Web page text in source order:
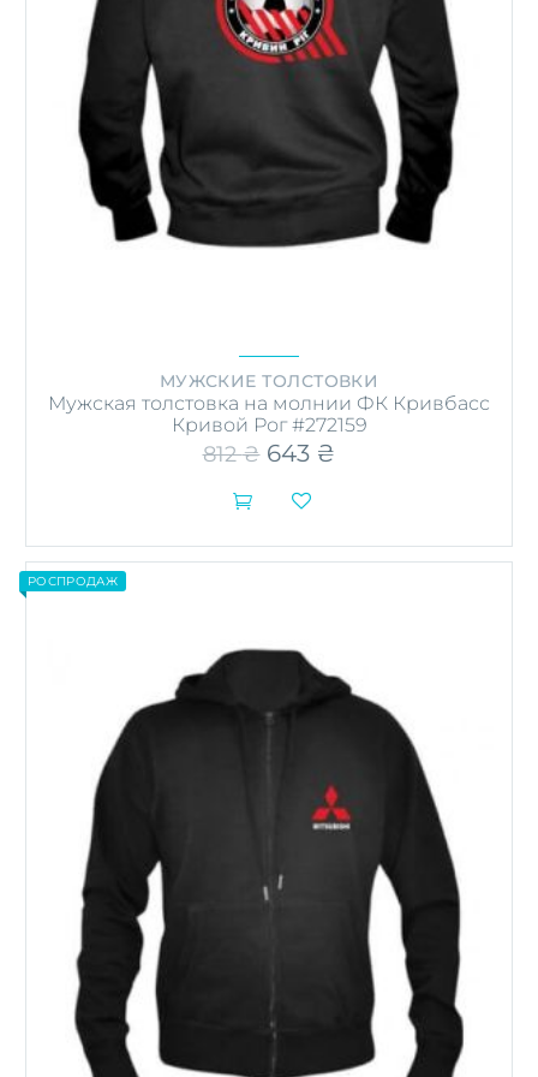
МУЖСКИЕ ТОЛСТОВКИ
Мужская толстовка на молнии ФК Кривбасс
Кривой Рог #272159
812₴ Первоначальная
составляла
812 ₴.
643 ₴
 
РОСПРОДАЖ